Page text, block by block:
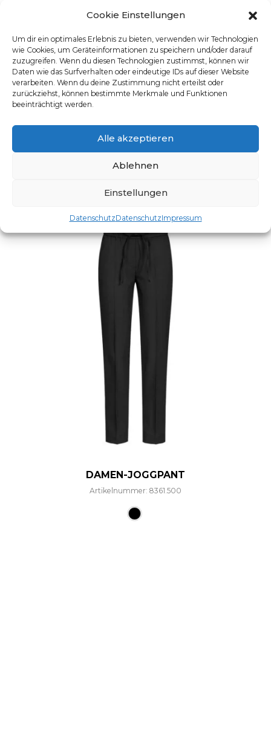
Cookie Einstellungen
Um dir ein optimales Erlebnis zu bieten, verwenden wir Technologien
wie Cookies, um Geräteinformationen zu speichern und/oder darauf
zuzugreifen. Wenn du diesen Technologien zustimmst, können wir
Daten wie das Surfverhalten oder eindeutige IDs auf dieser Website
verarbeiten. Wenn du deine Zustimmung nicht erteilst oder
zurückziehst, können bestimmte Merkmale und Funktionen
beeinträchtigt werden.
Alle akzeptieren
Ablehnen
Einstellungen
DatenschutzDatenschutzImpressum
DAMEN-HOSE RF SIMPLE
Artikelnummer: 8321.0500
Dieses Produkt weist
DAMEN-JOGGPANT
Artikelnummer: 8361.500